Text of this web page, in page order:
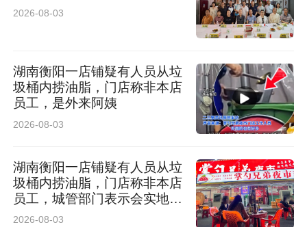
2026-08-03
湖南衡阳一店铺疑有人员从垃
圾桶内捞油脂，门店称非本店
员工，是外来阿姨
2026-08-03
湖南衡阳一店铺疑有人员从垃
圾桶内捞油脂，门店称非本店
员工，城管部门表示会实地调
查
2026-08-03